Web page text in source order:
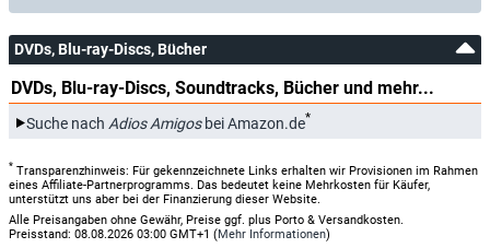
DVDs, Blu-ray-Discs, Bücher
DVDs, Blu-ray-Discs, Soundtracks, Bücher und mehr...
Suche nach Adios Amigosbei Amazon.de*
* Transparenzhinweis: Für gekennzeichnete Links erhalten wir Provisionen im Rahmen
eines Affiliate-Partnerprogramms. Das bedeutet keine Mehrkosten für Käufer,
unterstützt uns aber bei der Finanzierung dieser Website.
Alle Preisangaben ohne Gewähr, Preise ggf. plus Porto & Versandkosten.
Preisstand: 08.08.2026 03:00 GMT+1 (Mehr Informationen)